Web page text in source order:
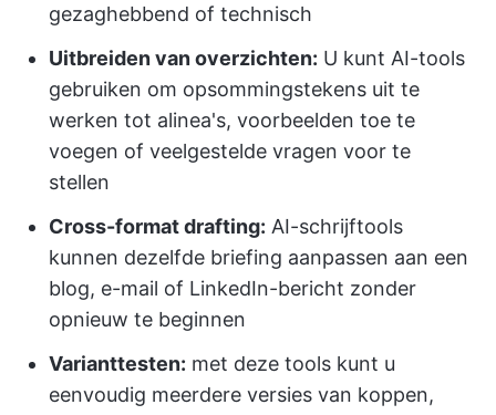
gezaghebbend of technisch
Uitbreiden van overzichten: U kunt AI-tools
gebruiken om opsommingstekens uit te
werken tot alinea's, voorbeelden toe te
voegen of veelgestelde vragen voor te
stellen
Cross-format drafting: AI-schrijftools
kunnen dezelfde briefing aanpassen aan een
blog, e-mail of LinkedIn-bericht zonder
opnieuw te beginnen
Varianttesten: met deze tools kunt u
eenvoudig meerdere versies van koppen,